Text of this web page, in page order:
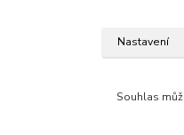
Nastavení
Souhlas